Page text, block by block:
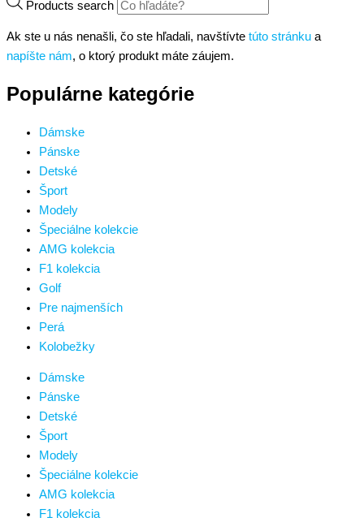
Products search
Ak ste u nás nenašli, čo ste hľadali, navštívte túto stránku a
napíšte nám, o ktorý produkt máte záujem.
Populárne kategórie
Dámske
Pánske
Detské
Šport
Modely
Špeciálne kolekcie
AMG kolekcia
F1 kolekcia
Golf
Pre najmenších
Perá
Kolobežky
Dámske
Pánske
Detské
Šport
Modely
Špeciálne kolekcie
AMG kolekcia
F1 kolekcia